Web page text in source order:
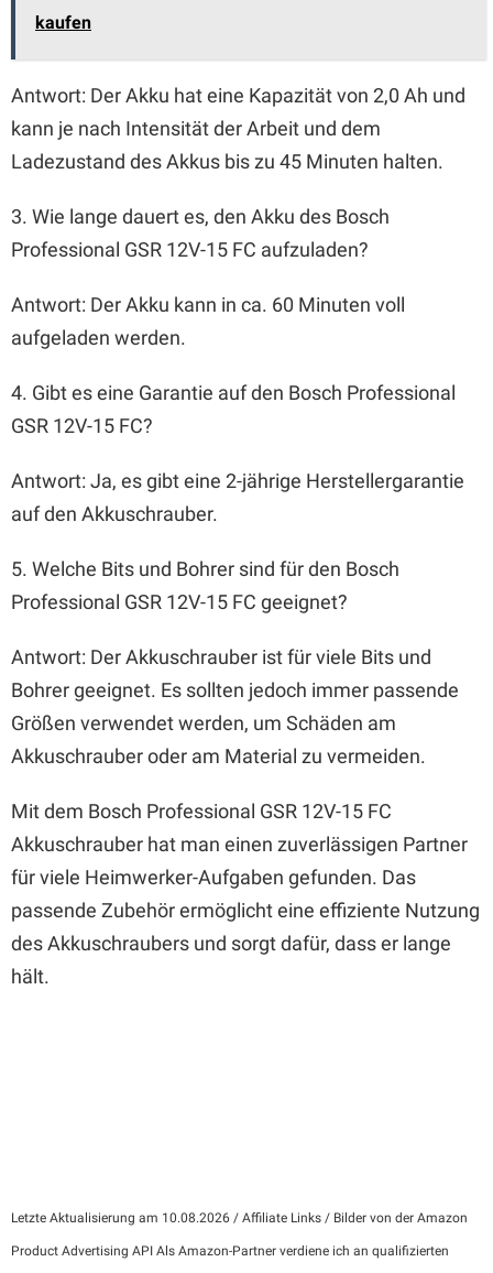
kaufen
Antwort: Der Akku hat eine Kapazität von 2,0 Ah und
kann je nach Intensität der Arbeit und dem
Ladezustand des Akkus bis zu 45 Minuten halten.
3. Wie lange dauert es, den Akku des Bosch
Professional GSR 12V-15 FC aufzuladen?
Antwort: Der Akku kann in ca. 60 Minuten voll
aufgeladen werden.
4. Gibt es eine Garantie auf den Bosch Professional
GSR 12V-15 FC?
Antwort: Ja, es gibt eine 2-jährige Herstellergarantie
auf den Akkuschrauber.
5. Welche Bits und Bohrer sind für den Bosch
Professional GSR 12V-15 FC geeignet?
Antwort: Der Akkuschrauber ist für viele Bits und
Bohrer geeignet. Es sollten jedoch immer passende
Größen verwendet werden, um Schäden am
Akkuschrauber oder am Material zu vermeiden.
Mit dem Bosch Professional GSR 12V-15 FC
Akkuschrauber hat man einen zuverlässigen Partner
für viele Heimwerker-Aufgaben gefunden. Das
passende Zubehör ermöglicht eine effiziente Nutzung
des Akkuschraubers und sorgt dafür, dass er lange
hält.
Letzte Aktualisierung am 10.08.2026 / Affiliate Links / Bilder von der Amazon
Product Advertising API Als Amazon-Partner verdiene ich an qualifizierten